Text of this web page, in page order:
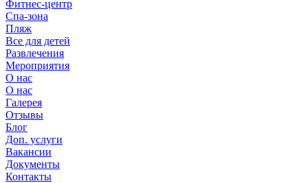
Фитнес-центр
Спа-зона
Пляж
Все для детей
Развлечения
Мероприятия
О нас
О нас
Галерея
Отзывы
Блог
Доп. услуги
Вакансии
Документы
Контакты